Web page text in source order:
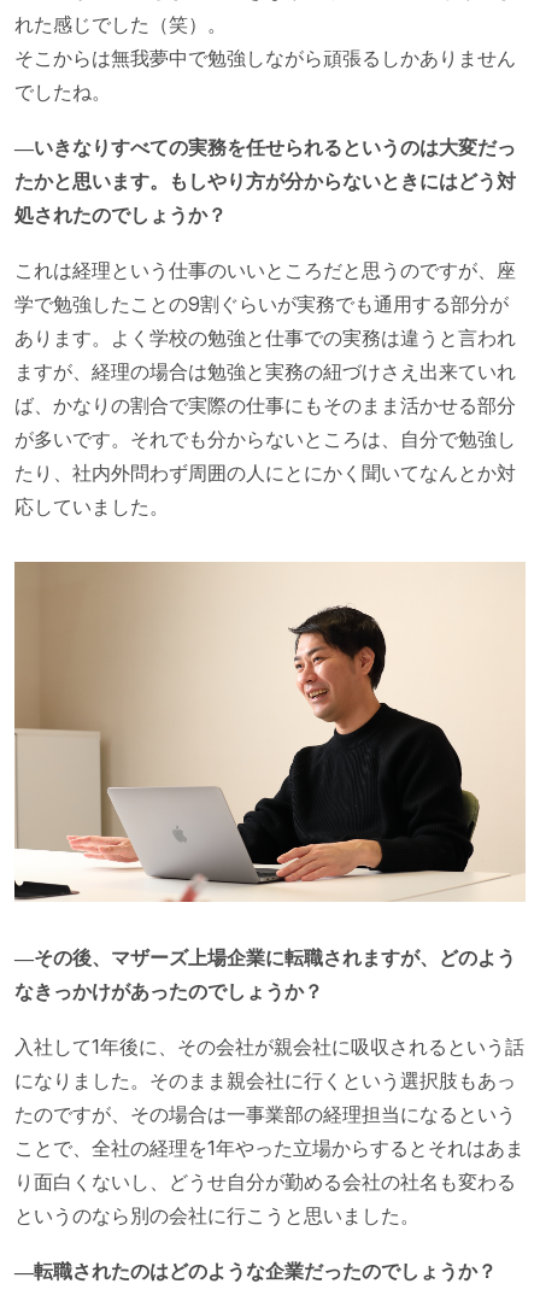
れた感じでした（笑）。
そこからは無我夢中で勉強しながら頑張るしかありません
でしたね。
―いきなりすべての実務を任せられるというのは大変だっ
たかと思います。もしやり方が分からないときにはどう対
処されたのでしょうか？
これは経理という仕事のいいところだと思うのですが、座
学で勉強したことの9割ぐらいが実務でも通用する部分が
あります。よく学校の勉強と仕事での実務は違うと言われ
ますが、経理の場合は勉強と実務の紐づけさえ出来ていれ
ば、かなりの割合で実際の仕事にもそのまま活かせる部分
が多いです。それでも分からないところは、自分で勉強し
たり、社内外問わず周囲の人にとにかく聞いてなんとか対
応していました。
―その後、マザーズ上場企業に転職されますが、どのよう
なきっかけがあったのでしょうか？
入社して1年後に、その会社が親会社に吸収されるという話
になりました。そのまま親会社に行くという選択肢もあっ
たのですが、その場合は一事業部の経理担当になるという
ことで、全社の経理を1年やった立場からするとそれはあま
り面白くないし、どうせ自分が勤める会社の社名も変わる
というのなら別の会社に行こうと思いました。
―転職されたのはどのような企業だったのでしょうか？